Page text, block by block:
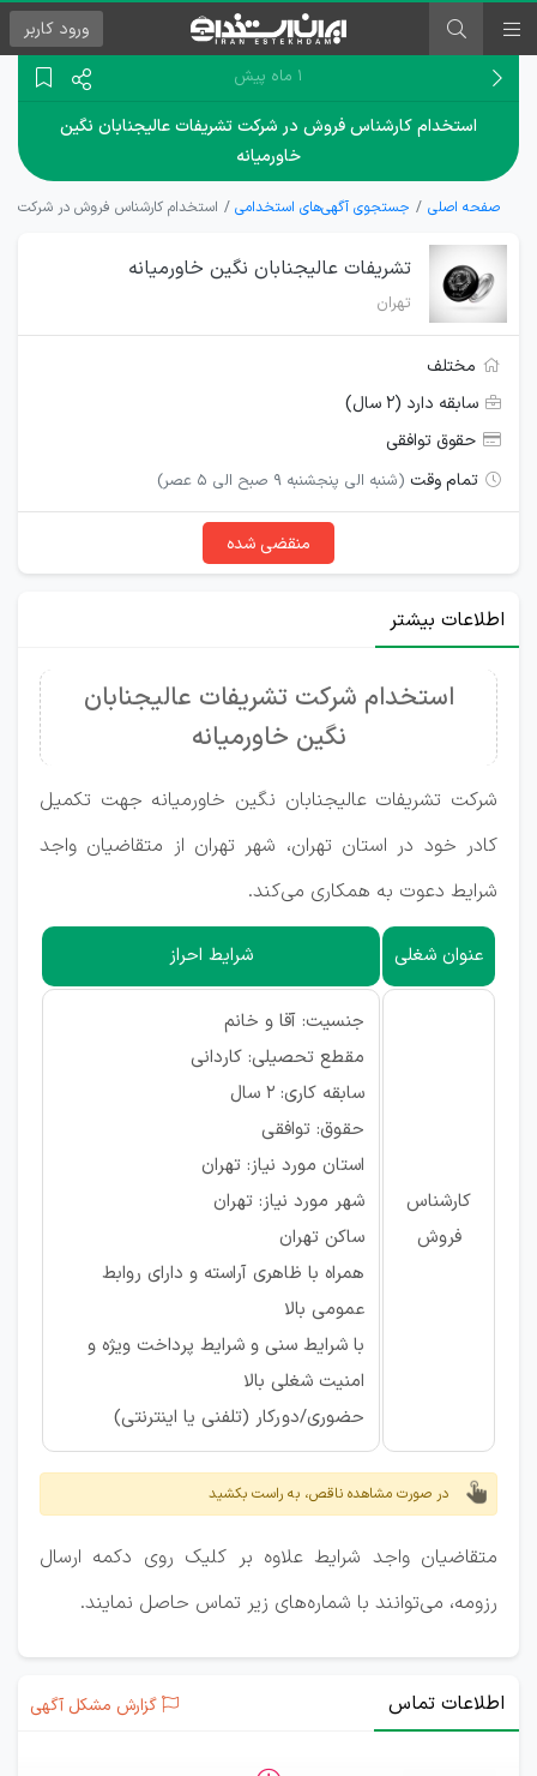
ورود کاربر
۱ ماه پیش
استخدام کارشناس فروش در شرکت تشریفات عالیجنابان نگین
خاورمیانه
صفحه اصلی جستجوی آگهی‌های استخدامی استخدام کارشناس فروش در شرکت
تشریفات عالیجنابان نگین خاورمیانه
تهران
مختلف
سابقه دارد (۲ سال)
حقوق توافقی
تمام وقت (شنبه الی پنجشنبه 9 صبح الی 5 عصر)
منقضی شده
اطلاعات بیشتر
استخدام شرکت تشریفات عالیجنابان
نگین خاورمیانه
شرکت تشریفات عالیجنابان نگین خاورمیانه جهت تکمیل
کادر خود در استان تهران، شهر تهران از متقاضیان واجد
شرایط دعوت به همکاری می‌کند.
عنوان شغلی شرایط احراز
کارشناس
فروش
جنسیت: آقا و خانم
مقطع تحصیلی: کاردانی
سابقه کاری: ۲ سال
حقوق: توافقی
استان مورد نیاز: تهران
شهر مورد نیاز: تهران
ساکن تهران
همراه با ظاهری آراسته و دارای روابط
عمومی بالا
با شرایط سنی و شرایط پرداخت ویژه و
امنیت شغلی بالا
حضوری/دورکار (تلفنی یا اینترنتی)
در صورت مشاهده ناقص، به راست بکشید
متقاضیان واجد شرایط علاوه بر کلیک روی دکمه ارسال
رزومه، می‌توانند با شماره‌های زیر تماس حاصل نمایند.
اطلاعات تماس گزارش مشکل آگهی